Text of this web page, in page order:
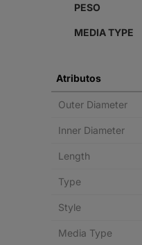
PESO
MEDIA TYPE
Atributos
Outer Diameter
Inner Diameter
Length
Type
Style
Media Type